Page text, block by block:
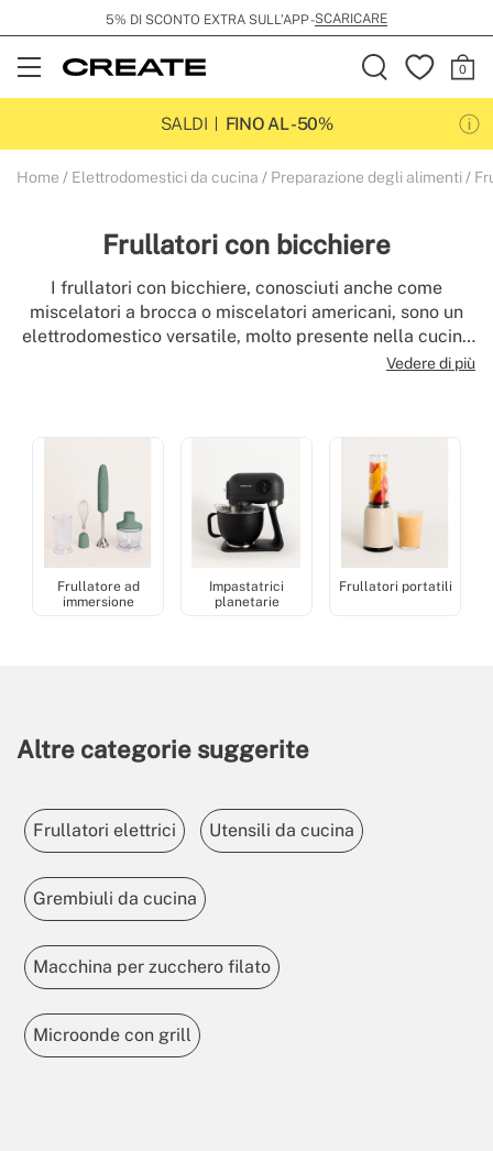
5% DI SCONTO EXTRA SULL’APP -SCARICARE
Open
Menu
SALDI
FINO AL -50%
Home Elettrodomestici da cucina Preparazione degli alimenti
Frullatori con bicchiere
I frullatori con bicchiere, conosciuti anche come
miscelatori a brocca o miscelatori americani, sono un
elettrodomestico versatile, molto presente nella cucina
quotidiana. I battitori di vetro sono funzionali, pratici e
Vedere di più
Frullatore ad
immersione
Impastatrici
planetarie
Frullatori portatili
Altre categorie suggerite
Frullatori elettrici Utensili da cucina
Grembiuli da cucina
Macchina per zucchero filato
Microonde con grill